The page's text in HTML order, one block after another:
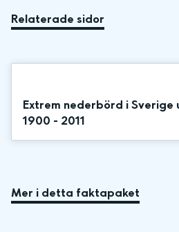
Relaterade sidor
Extrem nederbörd i Sverige
1900 - 2011
Mer i detta faktapaket